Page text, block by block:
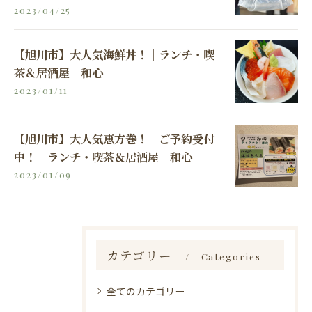
2023/04/25
【旭川市】大人気海鮮丼！｜ランチ・喫
茶＆居酒屋 和心
2023/01/11
【旭川市】大人気恵方巻！ ご予約受付
中！｜ランチ・喫茶＆居酒屋 和心
2023/01/09
カテゴリー Categories
全てのカテゴリー